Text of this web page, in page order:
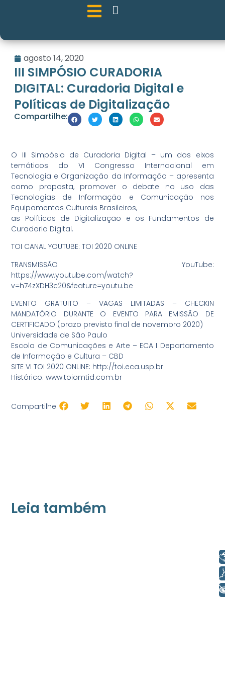
agosto 14, 2020
III SIMPÓSIO CURADORIA
DIGITAL: Curadoria Digital e
Políticas de Digitalização
Compartilhe:
O III Simpósio de Curadoria Digital – um dos eixos
temáticos do VI Congresso Internacional em
Tecnologia e Organização da Informação – apresenta
como proposta, promover o debate no uso das
Tecnologias de Informação e Comunicação nos
Equipamentos Culturais Brasileiros,
as Políticas de Digitalização e os Fundamentos de
Curadoria Digital.
TOI CANAL YOUTUBE: TOI 2020 ONLINE
TRANSMISSÃO YouTube:
https://www.youtube.com/watch?
v=h74zXDH3c20&feature=youtu.be
EVENTO GRATUITO – VAGAS LIMITADAS – CHECKIN
MANDATÓRIO DURANTE O EVENTO PARA EMISSÃO DE
CERTIFICADO (prazo previsto final de novembro 2020)
Universidade de São Paulo
Escola de Comunicações e Arte – ECA I Departamento
de Informação e Cultura – CBD
SITE VI TOI 2020 ONLINE: http://toi.eca.usp.br
Histórico: www.toiomtid.com.br
Compartilhe:
Leia também